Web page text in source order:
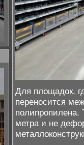
Для площадок,
переносится
полипропилена.
метра и не